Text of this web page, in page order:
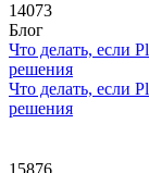
14073
Блог
Что делать, если
решения
Что делать, если
решения